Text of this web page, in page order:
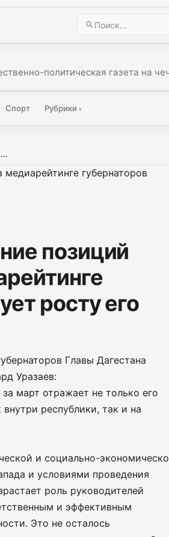
политическая газета на
Спорт Рубрики ▾
позиций
росту его
Главы Дагестана
Уразаев:
март отражает не только его
республики, так и на
и социально-
и условиями проведения
роль руководителей
и эффективным
Это не осталось